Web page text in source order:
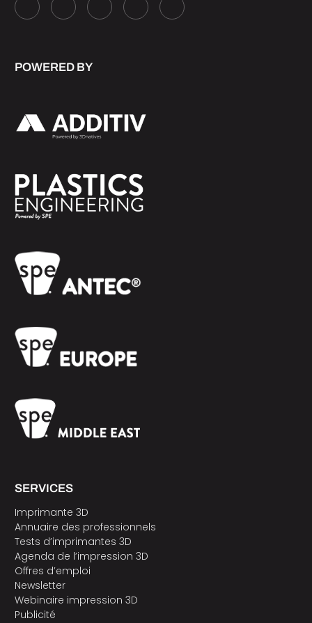
POWERED BY
SERVICES
Imprimante 3D
Annuaire des professionnels
Tests d’imprimantes 3D
Agenda de l’impression 3D
Offres d’emploi
Newsletter
Webinaire impression 3D
Publicité